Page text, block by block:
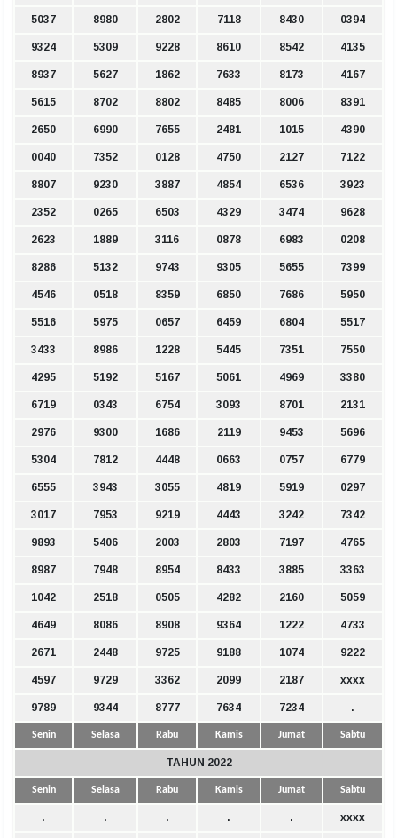
5037 8980 2802 7118 8430 0394
9324 5309 9228 8610 8542 4135
8937 5627 1862 7633 8173 4167
5615 8702 8802 8485 8006 8391
2650 6990 7655 2481 1015 4390
0040 7352 0128 4750 2127 7122
8807 9230 3887 4854 6536 3923
2352 0265 6503 4329 3474 9628
2623 1889 3116 0878 6983 0208
8286 5132 9743 9305 5655 7399
4546 0518 8359 6850 7686 5950
5516 5975 0657 6459 6804 5517
3433 8986 1228 5445 7351 7550
4295 5192 5167 5061 4969 3380
6719 0343 6754 3093 8701 2131
2976 9300 1686 2119 9453 5696
5304 7812 4448 0663 0757 6779
6555 3943 3055 4819 5919 0297
3017 7953 9219 4443 3242 7342
9893 5406 2003 2803 7197 4765
8987 7948 8954 8433 3885 3363
1042 2518 0505 4282 2160 5059
4649 8086 8908 9364 1222 4733
2671 2448 9725 9188 1074 9222
4597 9729 3362 2099 2187 xxxx
9789 9344 8777 7634 7234 .
Senin Selasa Rabu Kamis Jumat Sabtu
TAHUN 2022
Senin Selasa Rabu Kamis Jumat Sabtu
. . . . . xxxx